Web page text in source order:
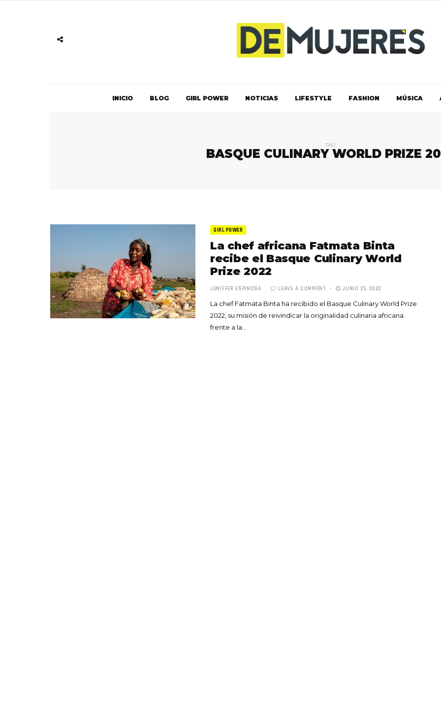
INICIO BLOG GIRL POWER NOTICIAS LIFESTYLE FASHION MÚSICA
TAG:
BASQUE CULINARY WORLD PRIZE
GIRL POWER
La chef africana Fatmata Binta
recibe el Basque Culinary World
Prize 2022
JENIFFER ESPINOSA LEAVE A COMMENT JUNIO 25, 2022
La chef Fatmata Binta ha recibido el Basque Culinary World Prize
2022, su misión de reivindicar la originalidad culinaria africana
frente a la…
Totó la Momposina: el
adiós a la gran